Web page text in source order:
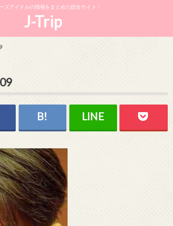
ズアイドルの情報をまとめた総合サイト！
J-Trip